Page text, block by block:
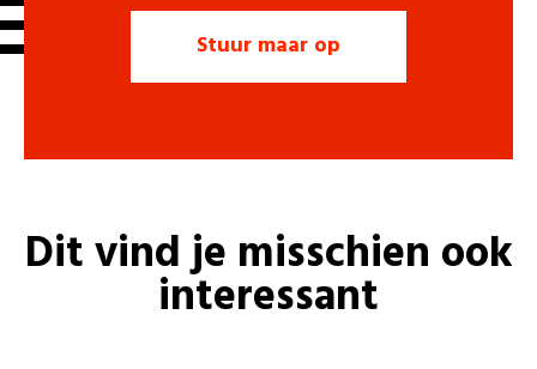
Dit vind je misschien ook
interessant